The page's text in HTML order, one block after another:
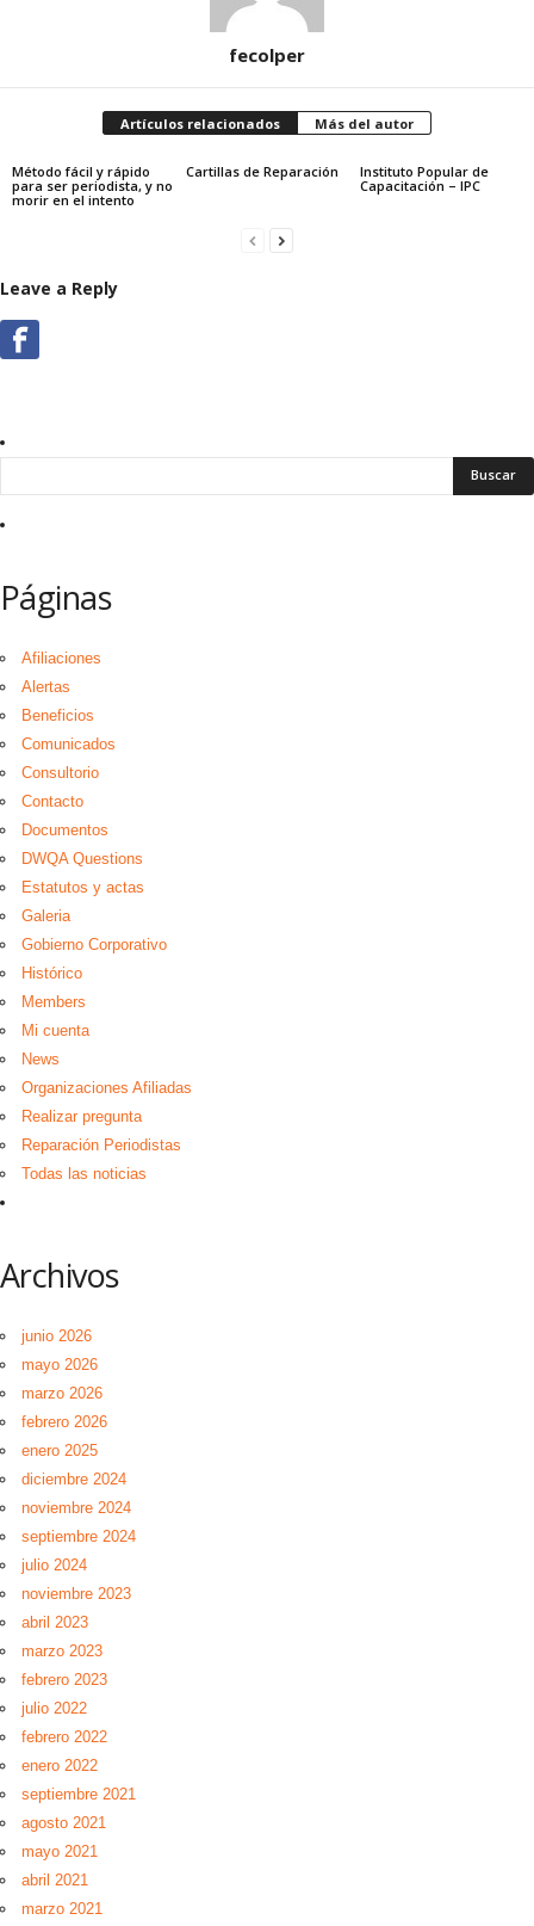
fecolper
Artículos relacionados Más del autor
Método fácil y rápido
para ser periodista, y no
morir en el intento
Cartillas de Reparación
Instituto Popular de
Capacitación – IPC
Leave a Reply
Páginas
Afiliaciones
Alertas
Beneficios
Comunicados
Consultorio
Contacto
Documentos
DWQA Questions
Estatutos y actas
Galeria
Gobierno Corporativo
Histórico
Members
Mi cuenta
News
Organizaciones Afiliadas
Realizar pregunta
Reparación Periodistas
Todas las noticias
Archivos
junio 2026
mayo 2026
marzo 2026
febrero 2026
enero 2025
diciembre 2024
noviembre 2024
septiembre 2024
julio 2024
noviembre 2023
abril 2023
marzo 2023
febrero 2023
julio 2022
febrero 2022
enero 2022
septiembre 2021
agosto 2021
mayo 2021
abril 2021
marzo 2021